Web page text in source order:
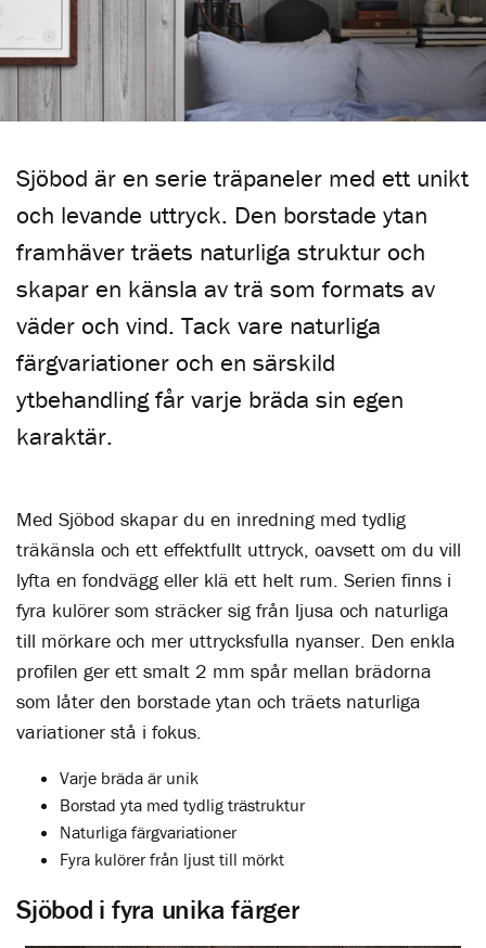
Sjöbod är en serie träpaneler med ett unikt
och levande uttryck. Den borstade ytan
framhäver träets naturliga struktur och
skapar en känsla av trä som formats av
väder och vind. Tack vare naturliga
färgvariationer och en särskild
ytbehandling får varje bräda sin egen
karaktär.
Med Sjöbod skapar du en inredning med tydlig
träkänsla och ett effektfullt uttryck, oavsett om du vill
lyfta en fondvägg eller klä ett helt rum. Serien finns i
fyra kulörer som sträcker sig från ljusa och naturliga
till mörkare och mer uttrycksfulla nyanser. Den enkla
profilen ger ett smalt 2 mm spår mellan brädorna
som låter den borstade ytan och träets naturliga
variationer stå i fokus.
Varje bräda är unik
Borstad yta med tydlig trästruktur
Naturliga färgvariationer
Fyra kulörer från ljust till mörkt
Sjöbod i fyra unika färger